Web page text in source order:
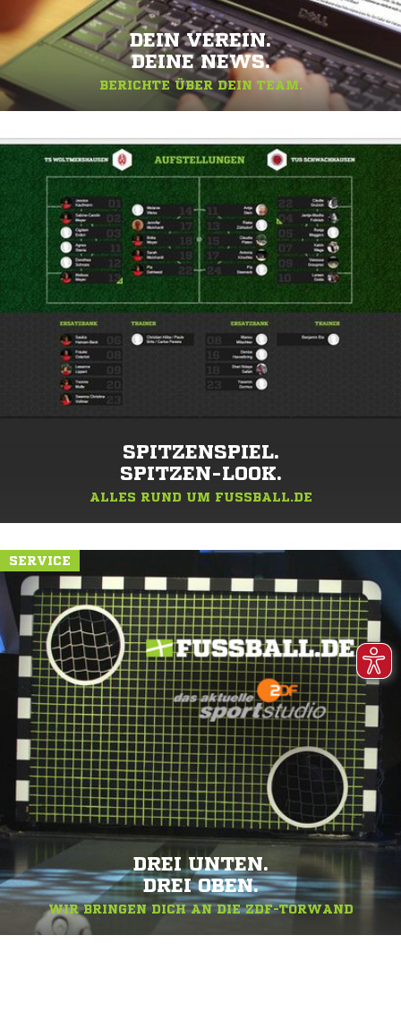
DEIN VEREIN.
DEINE NEWS.
BERICHTE ÜBER DEIN TEAM.
SPITZENSPIEL.
SPITZEN-LOOK.
ALLES RUND UM FUSSBALL.DE
SERVICE
DREI UNTEN.
DREI OBEN.
WIR BRINGEN DICH AN DIE ZDF-TORWAND